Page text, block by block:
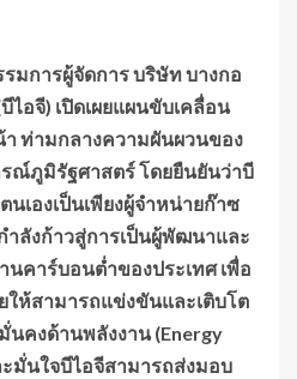
การผู้จัดการ บริษัท บางกอ
ไอจี) เปิดเผยแผนขับเคลื่อน
ท่ามกลางความผันผวนของ
ณ์ภูมิรัฐศาสตร์ โดยยืนยันว่าบี
เองเป็นเพียงผู้จำหน่ายก๊าซ
ลังก้าวสู่การเป็นผู้พัฒนาและ
นคาร์บอนต่ำของประเทศ เพื่อ
ห้สามารถแข่งขันและเติบโต
นคงด้านพลังงาน (Energy
มั่นใจบีไอจีสามารถส่งมอบ